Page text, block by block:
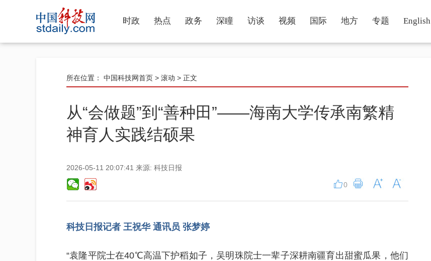
时政 热点 政务 深瞳 访谈 视频 国际 地方 专题 English
所在位置： 中国科技网首页 > 滚动 > 正文
从“会做题”到“善种田”——海南大学传承南繁精
神育人实践结硕果
2026-05-11 20:07:41 来源: 科技日报
0
科技日报记者 王祝华 通讯员 张梦婷
“袁隆平院士在40℃高温下护稻如子，吴明珠院士一辈子深耕南疆育出甜蜜瓜果，他们